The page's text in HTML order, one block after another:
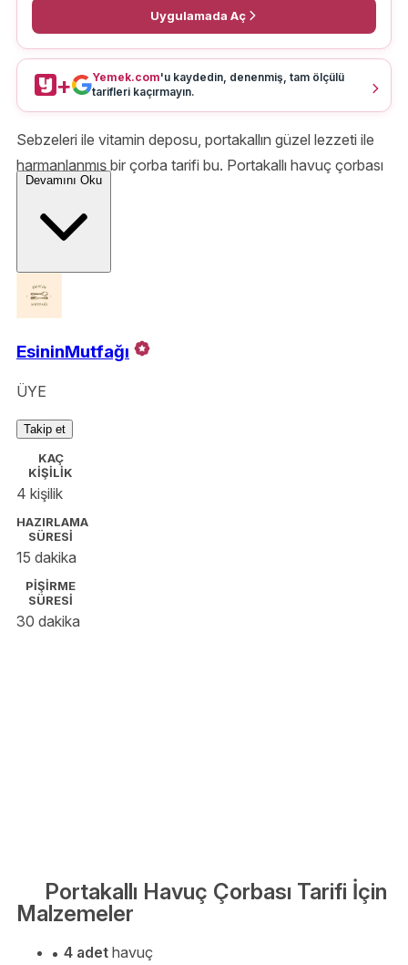
Uygulamada Aç
+ Yemek.com'u kaydedin, denenmiş, tam ölçülü
tarifleri kaçırmayın.
Sebzeleri ile vitamin deposu, portakallın güzel lezzeti ile
harmanlanmış bir çorba tarifi bu. Portakallı havuç çorbası
Devamını Oku
EsininMutfağı
ÜYE
Takip et
KAÇ
KİŞİLİK
4 kişilik
HAZIRLAMA
SÜRESİ
15 dakika
PİŞİRME
SÜRESİ
30 dakika
Portakallı Havuç Çorbası Tarifi İçin
Malzemeler
4 adet havuç